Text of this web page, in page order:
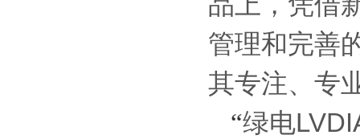
管理和完善
其专注、专
“绿电